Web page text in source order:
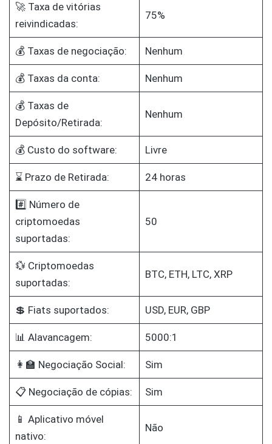
🚀 Taxa de vitórias
reivindicadas:
75%
💰 Taxas de negociação: Nenhum
💰 Taxas da conta: Nenhum
💰 Taxas de
Depósito/Retirada:
Nenhum
💰 Custo do software: Livre
⌛ Prazo de Retirada: 24 horas
#️⃣ Número de
criptomoedas
suportadas:
50
💱 Criptomoedas
suportadas:
BTC, ETH, LTC, XRP
💲 Fiats suportados: USD, EUR, GBP
📊 Alavancagem: 5000:1
👩‍🏫 Negociação Social: Sim
📋 Negociação de cópias: Sim
📱 Aplicativo móvel
nativo:
Não